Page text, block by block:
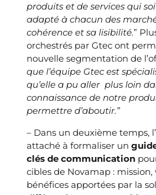
produits et de services qui
adapté à chacun des
cohérence et sa lisibilité.”
orchestrés par Gtec ont
nouvelle segmentation de
que l’équipe Gtec est
qu’elle a pu aller plus loin
connaissance de notre
permettre d’aboutir.”
– Dans un deuxième temps,
attaché à formaliser un
clés de communication
cibles de Novamap :
bénéfices apportées par la